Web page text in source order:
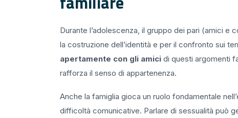
Durante l’adolescenza, il gruppo dei pari (amici
la costruzione dell’identità e per il confronto sui
apertamente con gli amici di questi argomenti
rafforza il senso di appartenenza.
Anche la famiglia gioca un ruolo fondamentale
difficoltà comunicative. Parlare di sessualità può